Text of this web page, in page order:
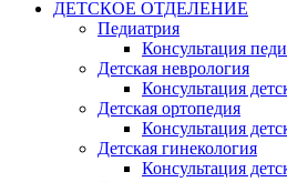
ДЕТСКОЕ ОТДЕЛЕНИЕ
Педиатрия
Консультация
Детская неврология
Консультация
Детская ортопедия
Консультация
Детская гинекология
Консультация